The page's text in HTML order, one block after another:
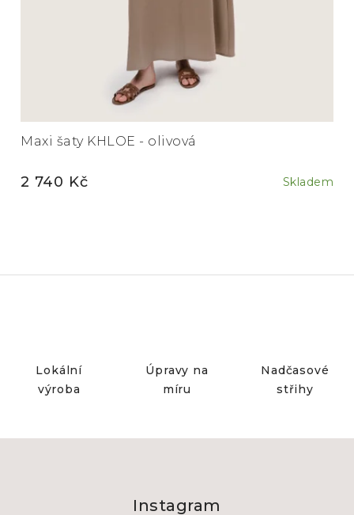
Lokální
výroba
Úpravy na
míru
Nadčasové
střihy
Maxi šaty KHLOE - olivová
Skladem
2 740 Kč
Instagram